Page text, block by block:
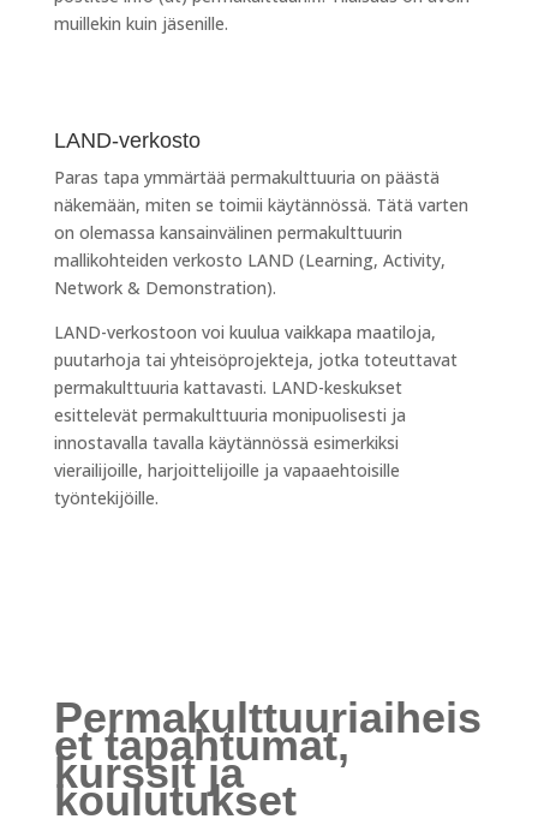
muillekin kuin jäsenille.
LAND-verkosto
Paras tapa ymmärtää permakulttuuria on päästä
näkemään, miten se toimii käytännössä. Tätä varten
on olemassa kansainvälinen permakulttuurin
mallikohteiden verkosto LAND (Learning, Activity,
Network & Demonstration).
LAND-verkostoon voi kuulua vaikkapa maatiloja,
puutarhoja tai yhteisöprojekteja, jotka toteuttavat
permakulttuuria kattavasti. LAND-keskukset
esittelevät permakulttuuria monipuolisesti ja
innostavalla tavalla käytännössä esimerkiksi
vierailijoille, harjoittelijoille ja vapaaehtoisille
työntekijöille.
Permakulttuuriaiheis
et tapahtumat,
kurssit ja
koulutukset